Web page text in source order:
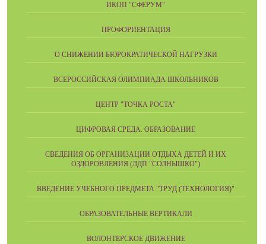
ИКОП "СФЕРУМ"
ПРОФОРИЕНТАЦИЯ
О СНИЖЕНИИ БЮРОКРАТИЧЕСКОЙ НАГРУЗКИ
ВСЕРОССИЙСКАЯ ОЛИМПИАДА ШКОЛЬНИКОВ
ЦЕНТР "ТОЧКА РОСТА"
ЦИФРОВАЯ СРЕДА. ОБРАЗОВАНИЕ
СВЕДЕНИЯ ОБ ОРГАНИЗАЦИИ ОТДЫХА ДЕТЕЙ И ИХ
ОЗДОРОВЛЕНИЯ (ЛДП "СОЛНЫШКО")
ВВЕДЕНИЕ УЧЕБНОГО ПРЕДМЕТА "ТРУД (ТЕХНОЛОГИЯ)"
ОБРАЗОВАТЕЛЬНЫЕ ВЕРТИКАЛИ
ВОЛОНТЕРСКОЕ ДВИЖЕНИЕ